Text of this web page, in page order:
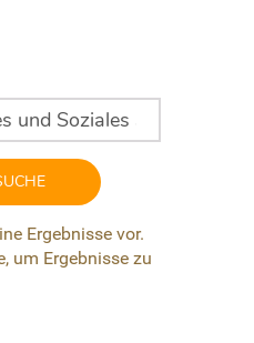
Ergebnisse vor.
um Ergebnisse zu